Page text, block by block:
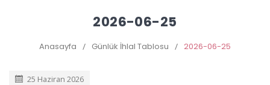
2026-06-25
Anasayfa / Günlük İhlal Tablosu / 2026-06-25
25 Haziran 2026